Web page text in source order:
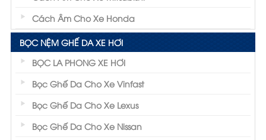
Cách Âm Cho Xe Honda
BỌC NỆM GHẾ DA XE HƠI
BỌC LA PHONG XE HƠI
Bọc Ghế Da Cho Xe Vinfast
Bọc Ghế Da Cho Xe Lexus
Bọc Ghế Da Cho Xe Nissan